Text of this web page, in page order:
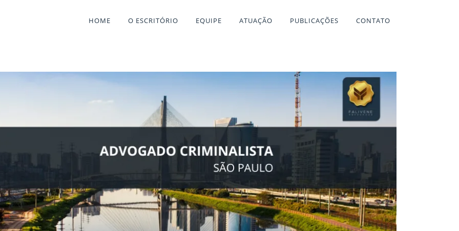
HOME O ESCRITÓRIO EQUIPE ATUAÇÃO PUBLICAÇÕES CONTATO